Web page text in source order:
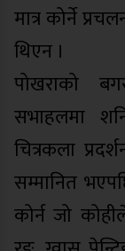
मात्र कोर्ने
थिएन ।
पोखराको
सभाहलमा
चित्रकला
सम्मानित
कोर्न जो